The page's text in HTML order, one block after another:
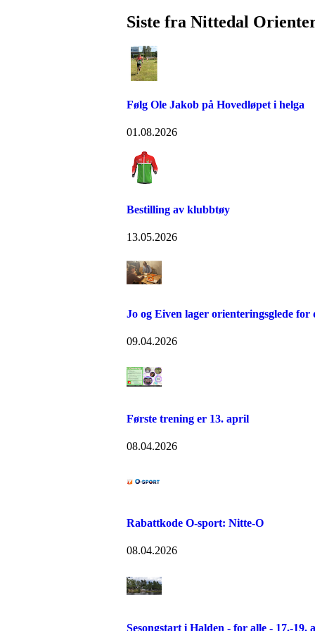
Siste fra Nittedal
Følg Ole Jakob på Hovedløpet i helga
01.08.2026
Bestilling av klubbtøy
13.05.2026
Jo og Eiven lager orienteringsglede for
09.04.2026
Første trening er 13. april
08.04.2026
Rabattkode O-sport: Nitte-O
08.04.2026
Sesongstart i Halden - for alle - 17.-19.